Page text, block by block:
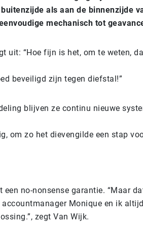
als aan de binnenzijde
mechanisch tot
uit: “Hoe fijn is het, om te weten,
beveiligd zijn tegen diefstal!”
blijven ze continu nieuwe
om zo het dievengilde een stap
een no-nonsense garantie. “Maar
accountmanager Monique en ik
zegt Van Wijk.